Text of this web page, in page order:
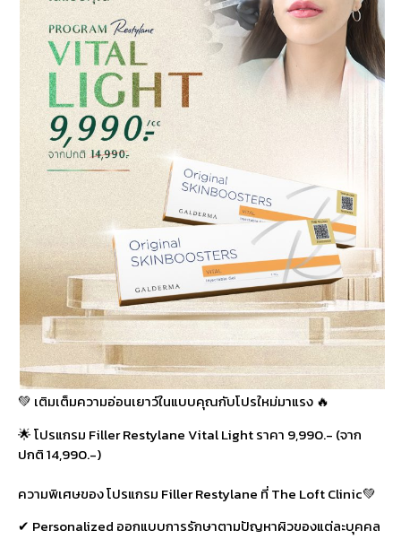
💚 เติมเต็มความอ่อนเยาว์ในแบบคุณกับโปรใหม่มาแรง 🔥
🌟 โปรแกรม Filler Restylane Vital Light ราคา 9,990.- (จาก
ปกติ 14,990.-)
ความพิเศษของ โปรแกรม Filler Restylane ที่ The Loft Clinic💚
✔ Personalized ออกแบบการรักษาตามปัญหาผิวของแต่ละบุคคล